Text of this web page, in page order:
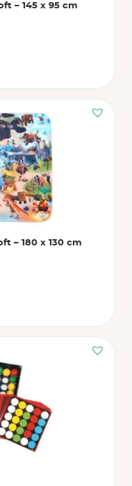
– 145 x 95 cm
– 180 x 130 cm